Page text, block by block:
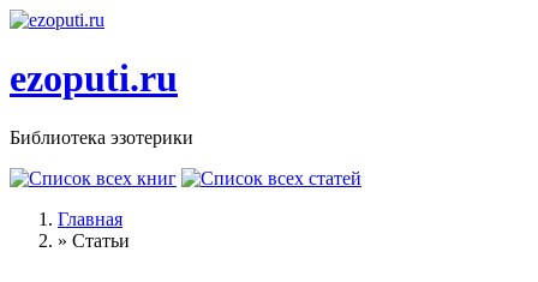
Перейти к основному содержанию
ezoputi.ru
Библиотека эзотерики
Вы здесь
Главная
» Статьи